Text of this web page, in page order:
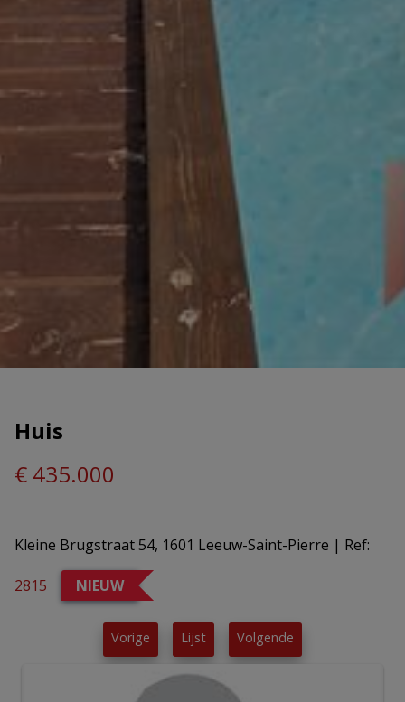
Huis
€ 435.000
Kleine Brugstraat 54, 1601 Leeuw-Saint-Pierre | Ref:
2815 NIEUW
Vorige Lijst Volgende